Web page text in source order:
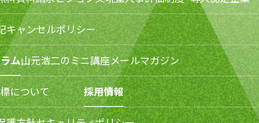
キャンセルポリシー
ム山元浩二のミニ講座メールマガジン
について 採用情報